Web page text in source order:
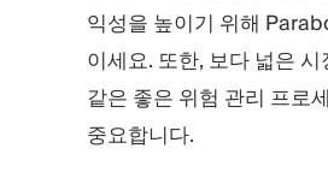
익성을 높이기 위해
이세요. 또한, 보다 넓은
같은 좋은 위험 관리 프로
중요합니다.